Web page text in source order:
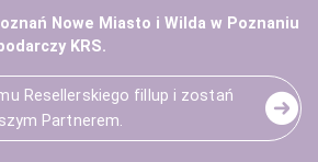
Nowe Miasto i Wilda w Poznaniu
KRS.
Resellerskiego fillup i zostań
Partnerem.